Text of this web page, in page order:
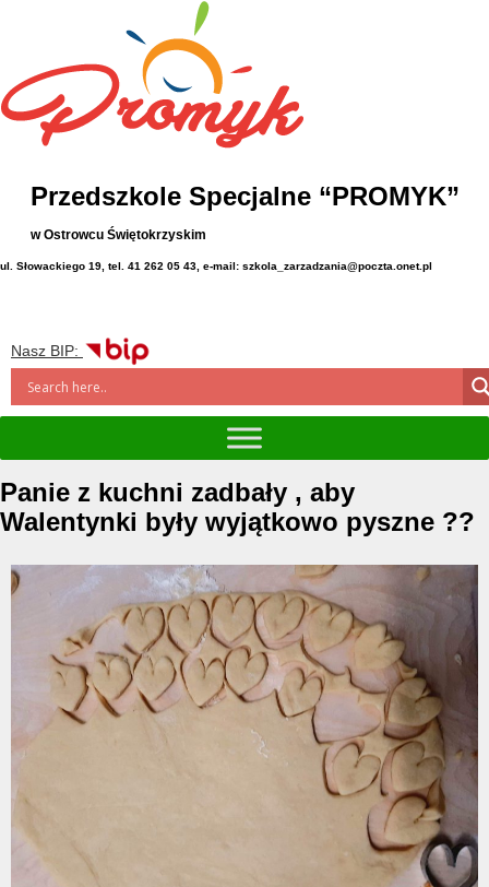
Przedszkole Specjalne “PROMYK”
w Ostrowcu Świętokrzyskim
ul. Słowackiego 19, tel. 41 262 05 43, e-mail: szkola_zarzadzania@poczta.onet.pl
Nasz BIP:
Panie z kuchni zadbały , aby
Walentynki były wyjątkowo pyszne ??